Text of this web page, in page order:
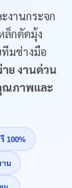
งานกระจก
ล็กดัดมุ้ง
มช่างมือ
าย งานด่วน
ณภาพและ
100%
าน